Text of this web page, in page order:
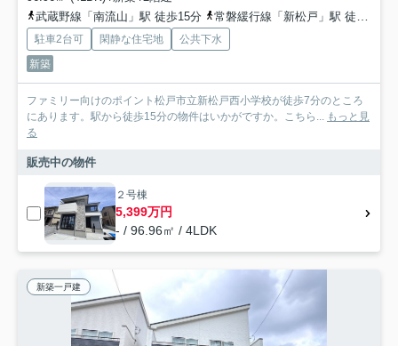
武蔵野線「南流山」駅 徒歩15分
常磐緩行線「新松戸」駅 徒歩30分
駐車2台可 閑静な住宅地
公共下水
新築
ファミリー向けのポイント松戸市立新松戸西小学校が徒歩7分のところ
にあります。駅から徒歩15分の物件はいかがですか。こちら... もっと見
る
販売中の物件
２号棟
5,399万円
- / 96.96㎡ / 4LDK
新築一戸建